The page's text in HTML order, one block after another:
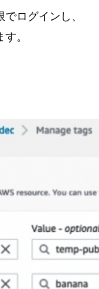
ログインし、
。